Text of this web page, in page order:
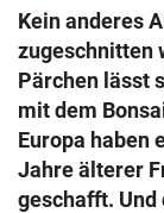
search
eingeben
© Krone
Muthgasse 2,
Kein anderes
zugeschnitten
Pärchen lässt
mit dem
Europa haben
Jahre älterer
geschafft. Und